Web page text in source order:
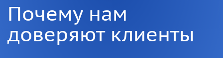
Почему нам
доверяют клиенты